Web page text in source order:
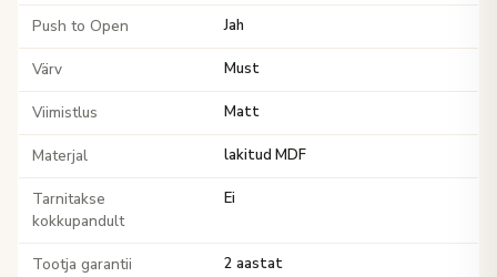
Push to Open Jah
Värv Must
Viimistlus Matt
Materjal lakitud MDF
Tarnitakse
kokkupandult
Ei
Tootja garantii 2 aastat